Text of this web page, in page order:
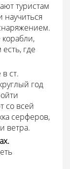
туристам
научиться
где
ст.
год
со всей
серферов,
ветра.